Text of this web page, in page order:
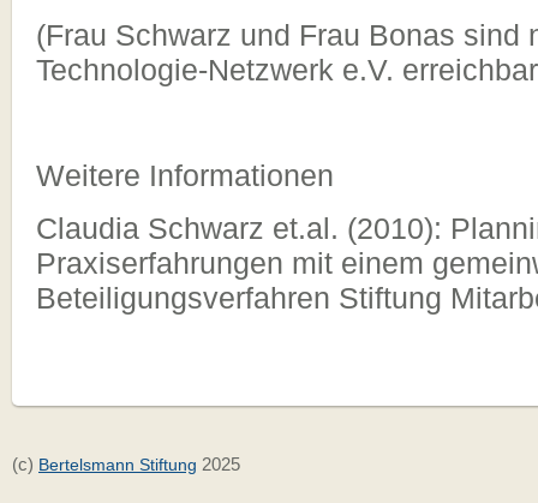
(Frau Schwarz und Frau Bonas sind
Technologie-Netzwerk e.V.
Weitere Informationen
Claudia Schwarz et.al. (2010):
Praxiserfahrungen mit einem
Beteiligungsverfahren Stiftung
(c) Bertelsmann Stiftung 2025